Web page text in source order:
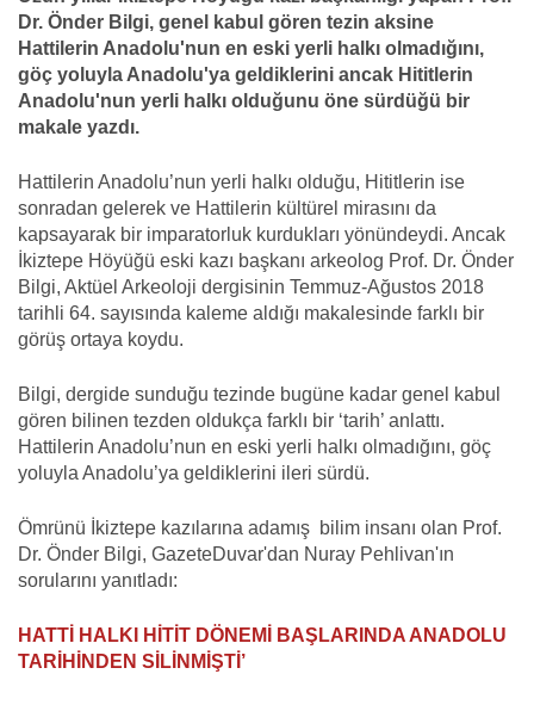
Dr. Önder Bilgi, genel kabul gören tezin aksine
Hattilerin Anadolu'nun en eski yerli halkı olmadığını,
göç yoluyla Anadolu'ya geldiklerini ancak Hititlerin
Anadolu'nun yerli halkı olduğunu öne sürdüğü bir
makale yazdı.
Hattilerin Anadolu’nun yerli halkı olduğu, Hititlerin ise
sonradan gelerek ve Hattilerin kültürel mirasını da
kapsayarak bir imparatorluk kurdukları yönündeydi. Ancak
İkiztepe Höyüğü eski kazı başkanı arkeolog Prof. Dr. Önder
Bilgi, Aktüel Arkeoloji dergisinin Temmuz-Ağustos 2018
tarihli 64. sayısında kaleme aldığı makalesinde farklı bir
görüş ortaya koydu.
Bilgi, dergide sunduğu tezinde bugüne kadar genel kabul
gören bilinen tezden oldukça farklı bir ‘tarih’ anlattı.
Hattilerin Anadolu’nun en eski yerli halkı olmadığını, göç
yoluyla Anadolu’ya geldiklerini ileri sürdü.
Ömrünü İkiztepe kazılarına adamış bilim insanı olan Prof.
Dr. Önder Bilgi, GazeteDuvar'dan Nuray Pehlivan'ın
sorularını yanıtladı:
HATTİ HALKI HİTİT DÖNEMİ BAŞLARINDA ANADOLU
TARİHİNDEN SİLİNMİŞTİ’